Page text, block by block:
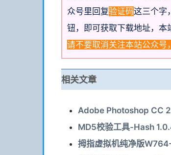
众号里回复验证码这三个字
钮，即可获取下载地址 ，本
请不要取消关注本站公众号
相关文章
Adobe Photoshop CC
MD5校验工具-Hash
拇指虚拟机纯净版